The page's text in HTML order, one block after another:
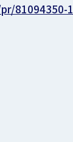
81094350-1